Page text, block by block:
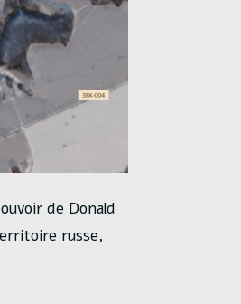
de Donald
russe,